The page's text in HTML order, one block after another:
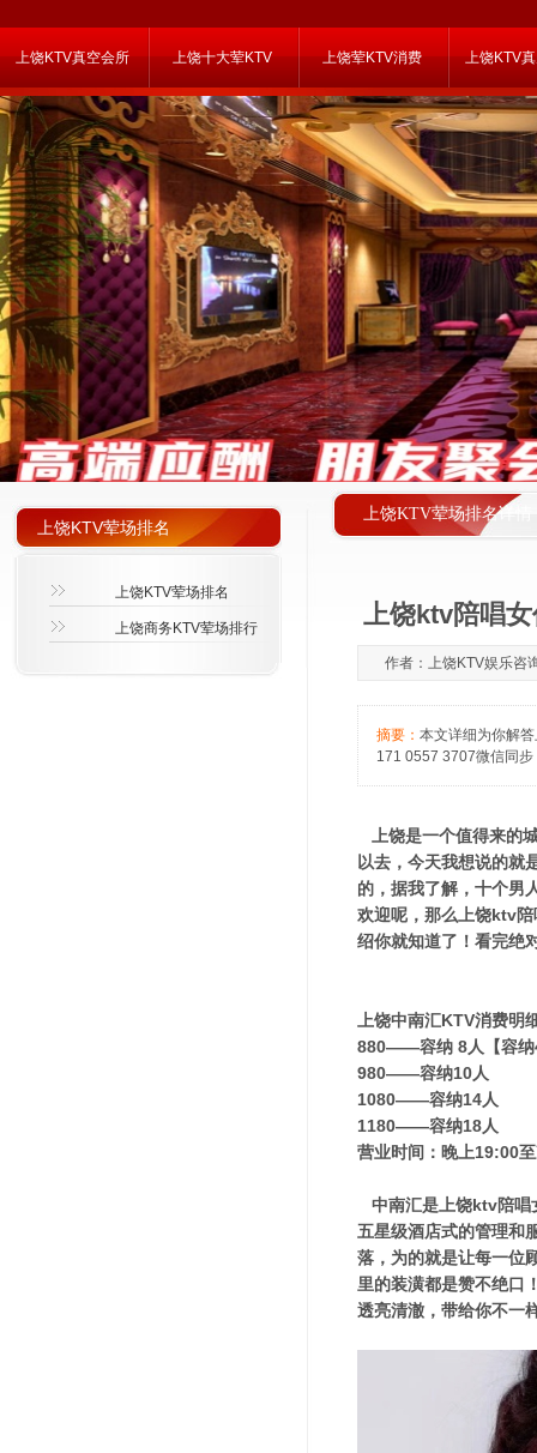
上饶KTV真空会所 上饶十大荤KTV 上饶荤KTV消费 上饶KTV
上饶KTV荤场排名详情
上饶KTV荤场排名
上饶KTV荤场排名
上饶商务KTV荤场排行 上饶ktv陪唱
作者：上饶KTV娱乐
摘要： 本文详细为你解
171 0557 3707微信同步
上饶是一个值得来的
以去，今天我想说的就
的，据我了解，十个男
欢迎呢，那么上饶ktv
绍你就知道了！看完绝
上饶中南汇KTV消费明
880——容纳 8人【容纳
980——容纳10人
1080——容纳14人
1180——容纳18人
营业时间：晚上19:00
中南汇是上饶ktv陪唱
五星级酒店式的管理和
落，为的就是让每一位
里的装潢都是赞不绝口
透亮清澈，带给你不一